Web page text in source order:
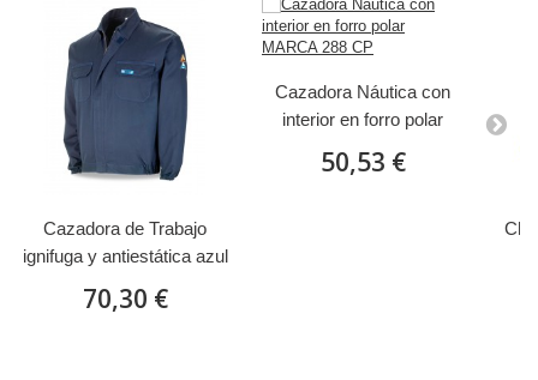
Cazadora de Trabajo
ignifuga y antiestática azul
MARCA 988 CIAM
70,30 €
Cazadora Náutica con
interior en forro polar
50,53 €